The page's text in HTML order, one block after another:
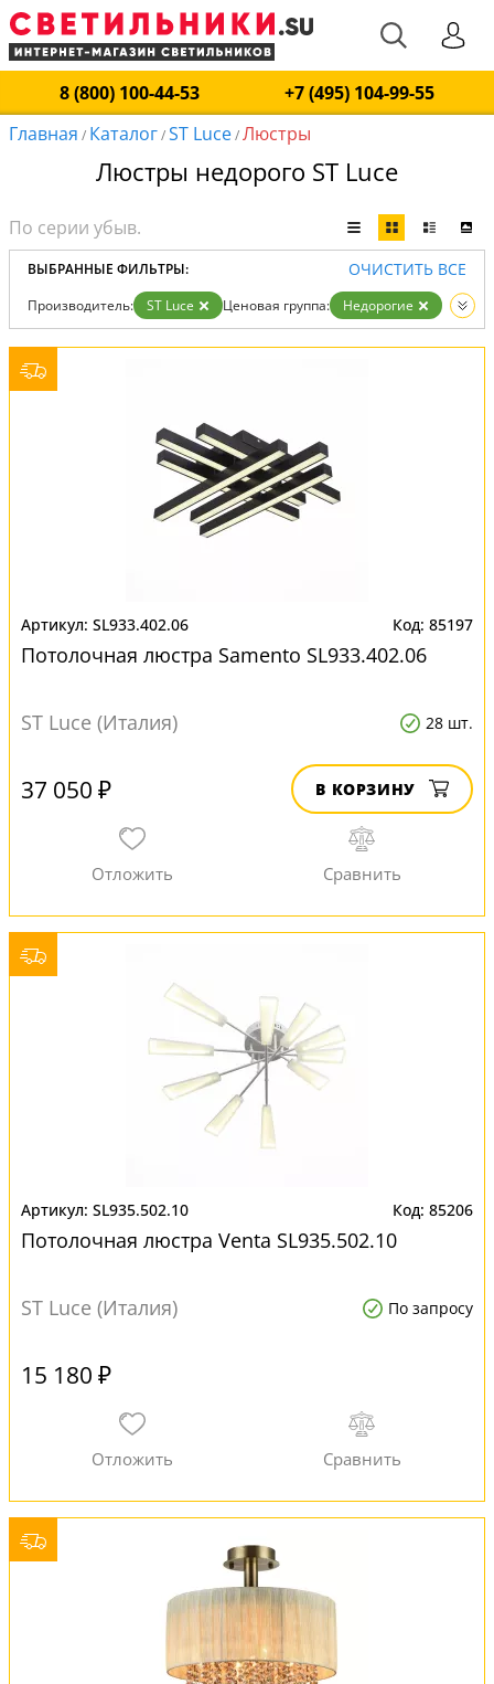
8 (800) 100-44-53
+7 (495) 104-99-55
Главная / Каталог/ST Luce/Люстры
Люстры недорого ST Luce
ВЫБРАННЫЕ ФИЛЬТРЫ: ОЧИСТИТЬ ВСЕ
Производитель: ST Luce Ценовая группа:
Недорогие
Вид:
Люстры
SL933.402.06 85197
Потолочная люстра Samento SL933.402.06
ST Luce (Италия) 28 шт.
37 050 ₽ В КОРЗИНУ
SL935.502.10 85206
Потолочная люстра Venta SL935.502.10
ST Luce (Италия) По запросу
15 180 ₽